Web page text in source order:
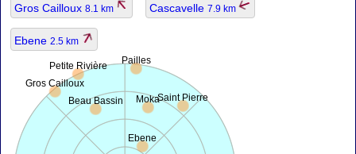
Gros Cailloux 8.1 km Cascavelle 7.9 km
Ebene 2.5 km
Beau Bassin Saint Pierre
Pailles
Moka
Petite Rivière
Gros Cailloux
Ebene